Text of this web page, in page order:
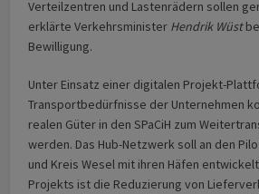
Verteilzentren und Lastenrädern sollen
erklärte Verkehrsminister Hendrik Wüst
Bewilligung.
Unter Einsatz einer digitalen Projekt-
Transportbedürfnisse der Unternehmen
realen Güter in den SPaCiH zum
werden. Das Hub-Netzwerk soll an den
und Kreis Wesel mit ihren Häfen
Projekts ist die Reduzierung von